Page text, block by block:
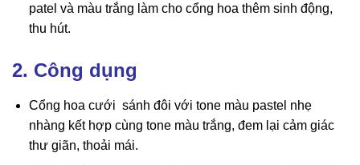
patel và màu trắng làm cho cổng hoa thêm sinh động,
thu hút.
2. Công dụng
Cổng hoa cưới sánh đôi với tone màu pastel nhẹ
nhàng kết hợp cùng tone màu trắng, đem lại cảm giác
thư giãn, thoải mái.